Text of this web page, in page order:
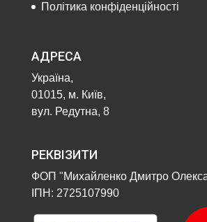
Політика конфіденційності
АДРЕСА
Україна,
01015, м. Київ,
вул. Редутна, 8
РЕКВІЗИТИ
ФОП "Михайленко Дмитро
ІПН: 2725107990